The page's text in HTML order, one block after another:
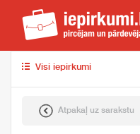
Visi iepirkumi
Atpakaļ uz sarakstu